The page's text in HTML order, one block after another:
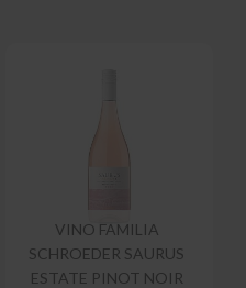
VINO FAMILIA
SCHROEDER SAURUS
ESTATE PINOT NOIR